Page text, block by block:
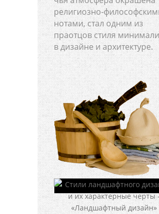
религиозно-
нотами, стал одним из
праотцов стиля
в дизайне и архитектуре.